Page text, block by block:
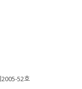
52호